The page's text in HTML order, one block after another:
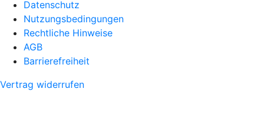
Datenschutz
Nutzungsbedingungen
Rechtliche Hinweise
AGB
Barrierefreiheit
Vertrag widerrufen